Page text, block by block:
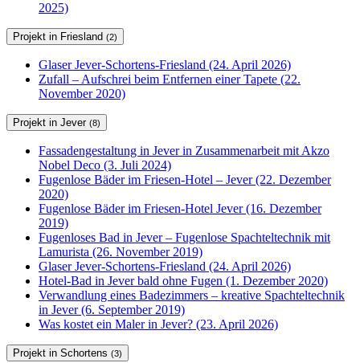
2025)
Projekt in Friesland (2)
Glaser Jever-Schortens-Friesland (24. April 2026)
Zufall – Aufschrei beim Entfernen einer Tapete (22.
November 2020)
Projekt in Jever (8)
Fassadengestaltung in Jever in Zusammenarbeit mit Akzo
Nobel Deco (3. Juli 2024)
Fugenlose Bäder im Friesen-Hotel – Jever (22. Dezember
2020)
Fugenlose Bäder im Friesen-Hotel Jever (16. Dezember
2019)
Fugenloses Bad in Jever – Fugenlose Spachteltechnik mit
Lamurista (26. November 2019)
Glaser Jever-Schortens-Friesland (24. April 2026)
Hotel-Bad in Jever bald ohne Fugen (1. Dezember 2020)
Verwandlung eines Badezimmers – kreative Spachteltechnik
in Jever (6. September 2019)
Was kostet ein Maler in Jever? (23. April 2026)
Projekt in Schortens (3)